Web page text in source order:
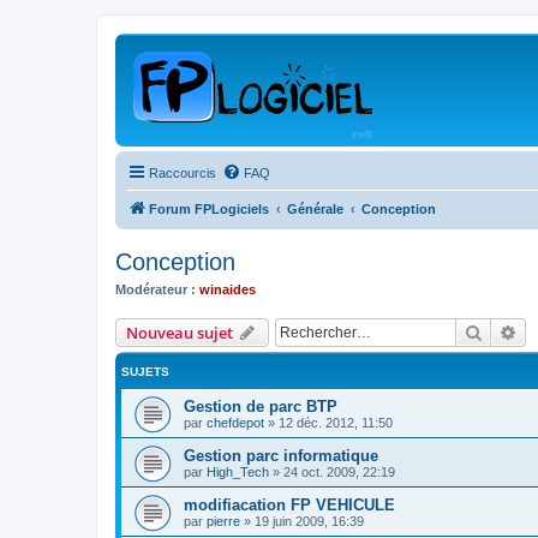
Raccourcis FAQ
Forum FPLogiciels Générale Conception
Conception
Modérateur : winaides
Nouveau sujet
SUJETS
Gestion de parc BTP
par chefdepot » 12 déc. 2012, 11:50
Gestion parc informatique
par High_Tech » 24 oct. 2009, 22:19
modifiacation FP VEHICULE
par pierre » 19 juin 2009, 16:39